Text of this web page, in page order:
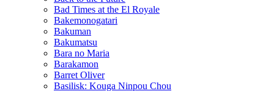
Bad Times at the El Royale
Bakemonogatari
Bakuman
Bakumatsu
Bara no Maria
Barakamon
Barret Oliver
Basilisk: Kouga Ninpou Chou